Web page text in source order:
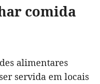
comida
alimentares
servida em locais